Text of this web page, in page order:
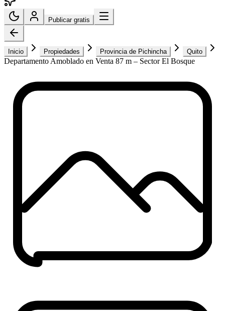
Publicar gratis
Inicio Propiedades Provincia de Pichincha Quito
Departamento Amoblado en Venta 87 m – Sector El Bosque